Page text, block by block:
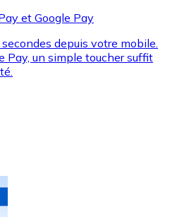
en espèces et d'autres
et Google Pay
depuis votre mobile.
Pay, un simple toucher suffit